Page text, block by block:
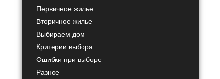
Первичное жилье
Вторичное жилье
Выбираем дом
Критерии выбора
Ошибки при выборе
Разное